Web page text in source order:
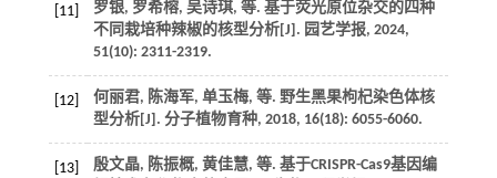
[11] 罗银, 罗希榕, 吴诗琪, 等. 基于荧光原位杂交的四种
不同栽培种辣椒的核型分析[J]. 园艺学报, 2024,
51(10): 2311-2319.
[12] 何丽君, 陈海军, 单玉梅, 等. 野生黑果枸杞染色体核
型分析[J]. 分子植物育种, 2018, 16(18): 6055-6060.
[13] 殷文晶, 陈振概, 黄佳慧, 等. 基于CRISPR-Cas9基因编